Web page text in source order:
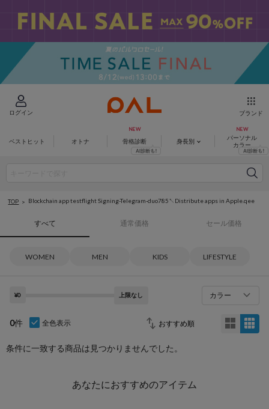
ログイン ブランド
ベストヒット オトナ 骨格診断 身長別
パーソナル
カラー
TOP Blockchain app testflight Signing-Telegram-duo785↖️Distribute apps in Apple.qee
すべて 通常価格 セール価格
WOMEN MEN KIDS LIFESTYLE
¥0 上限なし カラー
0件 全色表示
条件に一致する商品は見つかりませんでした。
あなたにおすすめのアイテム